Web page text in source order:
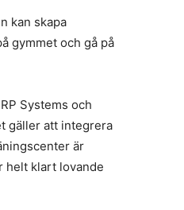
kan skapa
gymmet och gå på
Systems och
gäller att integrera
är
helt klart lovande